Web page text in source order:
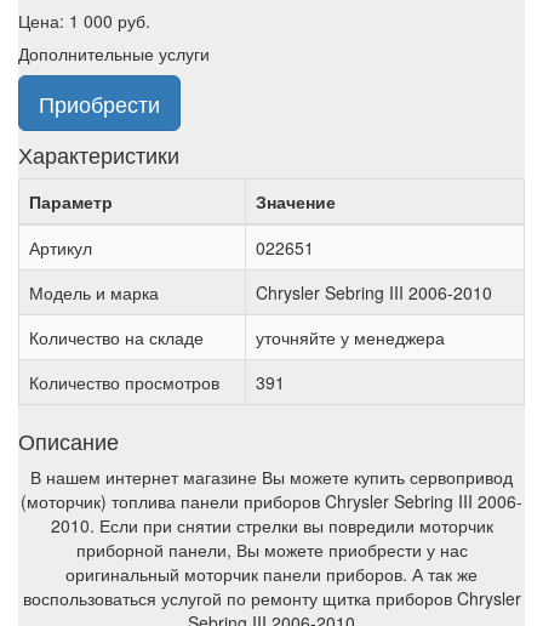
Цена: 1 000 руб.
Дополнительные услуги
Приобрести
Характеристики
Параметр
Значение
Артикул
022651
Модель и марка
Chrysler Sebring III 2006-2010
Количество на складе
уточняйте у менеджера
Количество просмотров
391
Описание
В нашем интернет магазине Вы можете купить сервопривод
(моторчик) топлива панели приборов Chrysler Sebring III 2006-
2010. Если при снятии стрелки вы повредили моторчик
приборной панели, Вы можете приобрести у нас
оригинальный моторчик панели приборов. А так же
воспользоваться услугой по ремонту щитка приборов Chrysler